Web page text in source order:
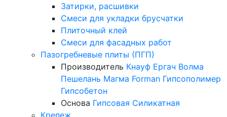
Затирки, расшивки
Смеси для укладки брусчатки
Плиточный клей
Смеси для фасадных работ
Пазогребневые плиты (ПГП)
Производитель Кнауф Ергач Волма
Пешелань Магма Forman Гипсополимер
Гипсобетон
Основа Гипсовая Силикатная